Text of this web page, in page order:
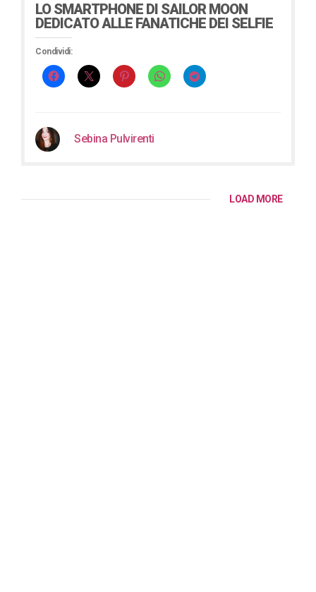
LO SMARTPHONE DI SAILOR MOON
DEDICATO ALLE FANATICHE DEI SELFIE
Condividi:
Sebina Pulvirenti
LOAD MORE